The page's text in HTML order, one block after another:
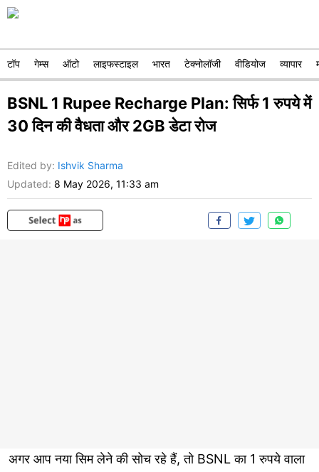
टॉप गेम्स ऑटो लाइफस्टाइल भारत टेक्नोलॉजी वीडियोज व्यापार
BSNL 1 Rupee Recharge Plan: सिर्फ 1 रुपये में
30 दिन की वैधता और 2GB डेटा रोज
Edited by: Ishvik Sharma
Updated: 8 May 2026, 11:33 am
अगर आप नया सिम लेने की सोच रहे हैं, तो BSNL का 1 रुपये वाला